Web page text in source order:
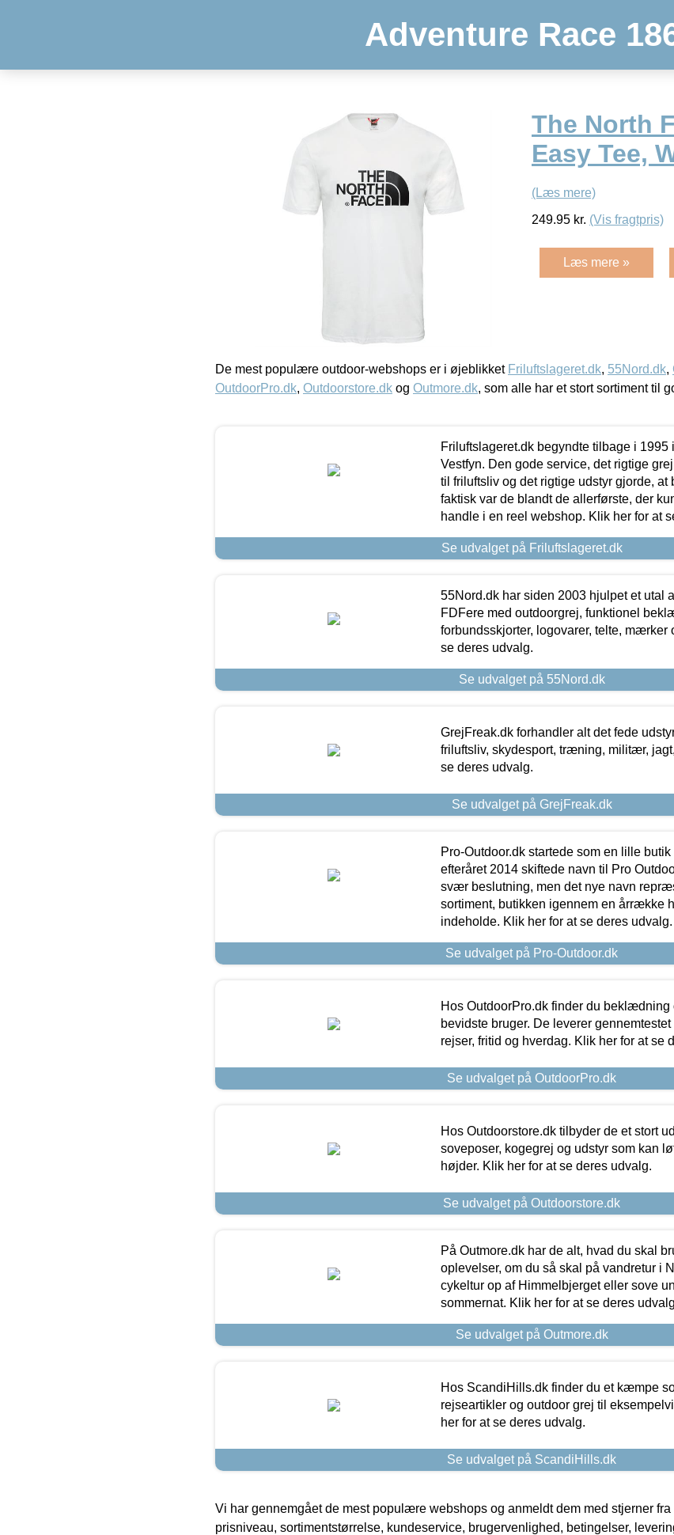
Adventure Race
The North
Easy Tee,
(Læs mere)
249.95 kr. (Vis fragtpris)
Læs mere »
De mest populære outdoor-webshops er i øjeblikket Friluftslageret.dk, 55Nord.dk,
OutdoorPro.dk, Outdoorstore.dk og Outmore.dk, som alle har et stort sortiment til
Friluftslageret.dk begyndte tilbage i
Vestfyn. Den gode service, det rigtige
til friluftsliv og det rigtige udstyr gjorde, at
faktisk var de blandt de allerførste, der
handle i en reel webshop. Klik her for at
Se udvalget på Friluftslageret.dk
55Nord.dk har siden 2003 hjulpet et utal
FDFere med outdoorgrej, funktionel
forbundsskjorter, logovarer, telte, mærker
se deres udvalg.
Se udvalget på 55Nord.dk
GrejFreak.dk forhandler alt det fede
friluftsliv, skydesport, træning, militær,
se deres udvalg.
Se udvalget på GrejFreak.dk
Pro-Outdoor.dk startede som en lille
efteråret 2014 skiftede navn til Pro
svær beslutning, men det nye navn
sortiment, butikken igennem en årrække
indeholde. Klik her for at se deres udvalg.
Se udvalget på Pro-Outdoor.dk
Hos OutdoorPro.dk finder du beklædning
bevidste bruger. De leverer
rejser, fritid og hverdag. Klik her for at se
Se udvalget på OutdoorPro.dk
Hos Outdoorstore.dk tilbyder de et stort
soveposer, kogegrej og udstyr som kan
højder. Klik her for at se deres udvalg.
Se udvalget på Outdoorstore.dk
På Outmore.dk har de alt, hvad du skal
oplevelser, om du så skal på vandretur i
cykeltur op af Himmelbjerget eller sove
sommernat. Klik her for at se deres
Se udvalget på Outmore.dk
Hos ScandiHills.dk finder du et kæmpe
rejseartikler og outdoor grej til
her for at se deres udvalg.
Se udvalget på ScandiHills.dk
Vi har gennemgået de mest populære webshops og anmeldt dem med stjerner fra
prisniveau, sortimentstørrelse, kundeservice, brugervenlighed, betingelser,